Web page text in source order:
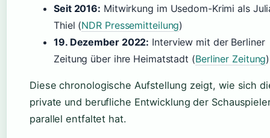
Seit 2016: Mitwirkung im Usedom-Krimi als
Thiel (NDR Pressemitteilung)
19. Dezember 2022: Interview mit der Berliner
Zeitung über ihre Heimatstadt (Berliner Zeitung)
Diese chronologische Aufstellung zeigt, wie sich
private und berufliche Entwicklung der
parallel entfaltet hat.